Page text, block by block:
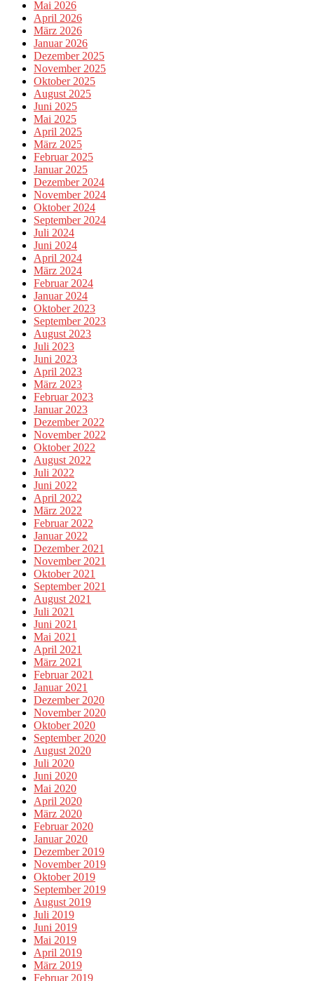
Mai 2026
April 2026
März 2026
Januar 2026
Dezember 2025
November 2025
Oktober 2025
August 2025
Juni 2025
Mai 2025
April 2025
März 2025
Februar 2025
Januar 2025
Dezember 2024
November 2024
Oktober 2024
September 2024
Juli 2024
Juni 2024
April 2024
März 2024
Februar 2024
Januar 2024
Oktober 2023
September 2023
August 2023
Juli 2023
Juni 2023
April 2023
März 2023
Februar 2023
Januar 2023
Dezember 2022
November 2022
Oktober 2022
August 2022
Juli 2022
Juni 2022
April 2022
März 2022
Februar 2022
Januar 2022
Dezember 2021
November 2021
Oktober 2021
September 2021
August 2021
Juli 2021
Juni 2021
Mai 2021
April 2021
März 2021
Februar 2021
Januar 2021
Dezember 2020
November 2020
Oktober 2020
September 2020
August 2020
Juli 2020
Juni 2020
Mai 2020
April 2020
März 2020
Februar 2020
Januar 2020
Dezember 2019
November 2019
Oktober 2019
September 2019
August 2019
Juli 2019
Juni 2019
Mai 2019
April 2019
März 2019
Februar 2019